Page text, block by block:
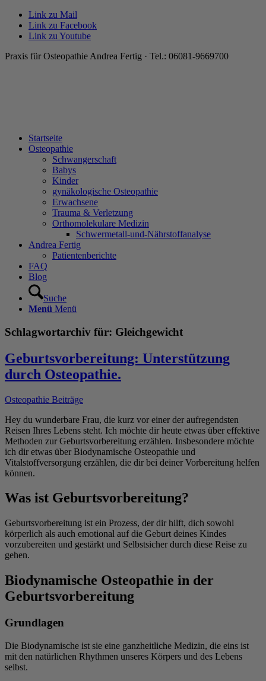
Link zu Mail
Link zu Facebook
Link zu Youtube
Praxis für Osteopathie Andrea Fertig · Tel.: 06081-9669700
Startseite
Osteopathie
Schwangerschaft
Babys
Kinder
gynäkologische Osteopathie
Erwachsene
Trauma & Verletzung
Orthomolekulare Medizin
Schwermetall-und-Nährstoffanalyse
Andrea Fertig
Patientenberichte
FAQ
Blog
Suche
Menü Menü
Schlagwortarchiv für: Gleichgewicht
Geburtsvorbereitung: Unterstützung
durch Osteopathie.
Osteopathie Beiträge
Hey du wunderbare Frau, die kurz vor einer der aufregendsten
Reisen Ihres Lebens steht. Ich möchte dir heute etwas über effektive
Methoden zur Geburtsvorbereitung erzählen. Insbesondere möchte
ich dir etwas über Biodynamische Osteopathie und
Vitalstoffversorgung erzählen, die dir bei deiner Vorbereitung helfen
können.
Was ist Geburtsvorbereitung?
Geburtsvorbereitung ist ein Prozess, der dir hilft, dich sowohl
körperlich als auch emotional auf die Geburt deines Kindes
vorzubereiten und gestärkt und Selbstsicher durch diese Reise zu
gehen.
Biodynamische Osteopathie in der
Geburtsvorbereitung
Grundlagen
Die Biodynamische ist sie eine ganzheitliche Medizin, die eins ist
mit den natürlichen Rhythmen unseres Körpers und des Lebens
selbst.